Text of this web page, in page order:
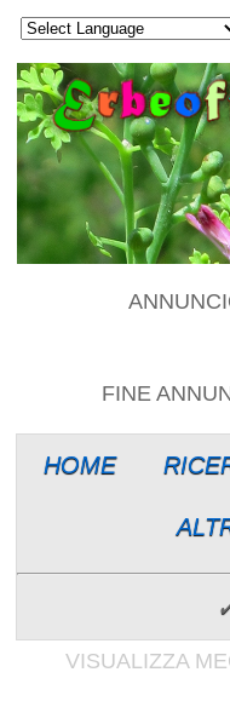
FINE
HOME
VISUALIZZA